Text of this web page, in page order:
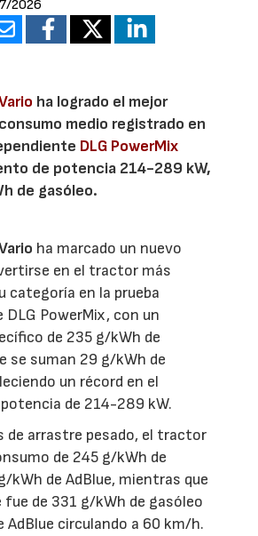
2026
ha logrado el mejor
medio registrado en
DLG PowerMix
de potencia 214-289 kW,
de gasóleo.
ha marcado un nuevo
en el tractor más
categoría en la prueba
DLG PowerMix, con un
de 235 g/kWh de
se suman 29 g/kWh de
un récord en el
de 214-289 kW.
de arrastre pesado, el tractor
de 245 g/kWh de
kWh de AdBlue, mientras que
de 331 g/kWh de gasóleo
AdBlue circulando a 60 km/h.